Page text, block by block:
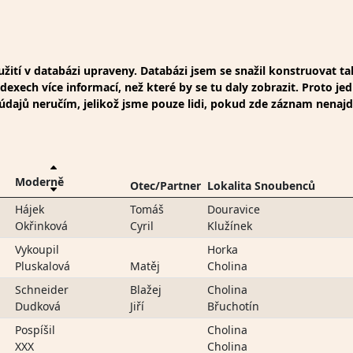
v databázi upraveny. Databázi jsem se snažil konstruovat
více informací, než které by se tu daly zobrazit. Proto
neručím, jelikož jsme pouze lidi, pokud zde záznam
Moderně Otec/Partner Lokalita Snoubenců
Hájek
Okřinková
Tomáš
Cyril
Douravice
Klužínek
Vykoupil
Pluskalová
Matěj
Horka
Cholina
Schneider
Dudková
Blažej
Jiří
Cholina
Břuchotín
Pospíšil
XXX
Cholina
Cholina